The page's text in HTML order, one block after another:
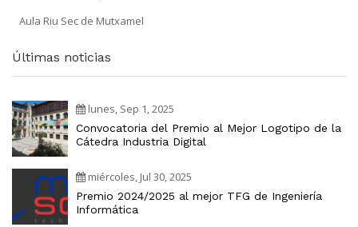
Aula Riu Sec de Mutxamel
Últimas noticias
lunes, Sep 1, 2025
Convocatoria del Premio al Mejor Logotipo de la
Cátedra Industria Digital
miércoles, Jul 30, 2025
Premio 2024/2025 al mejor TFG de Ingeniería
Informática